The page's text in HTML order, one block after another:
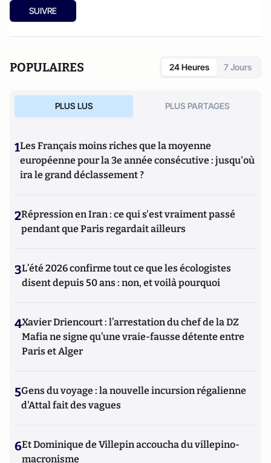
Forte : Année Zéro - Enquête sur les courants d'une droite
sans chefparu le 2 mai 2013 aux éditions de La Martinière.
SUIVRE
POPULAIRES 24 Heures 7 Jours
PLUS LUS PLUS PARTAGES
1Les Français moins riches que la moyenne
européenne pour la 3e année consécutive : jusqu'où
ira le grand déclassement ?
2Répression en Iran : ce qui s'est vraiment passé
pendant que Paris regardait ailleurs
3L’été 2026 confirme tout ce que les écologistes
disent depuis 50 ans : non, et voilà pourquoi
4Xavier Driencourt : l’arrestation du chef de la DZ
Mafia ne signe qu’une vraie-fausse détente entre
Paris et Alger
5Gens du voyage : la nouvelle incursion régalienne
d'Attal fait des vagues
6Et Dominique de Villepin accoucha du villepino-
macronisme